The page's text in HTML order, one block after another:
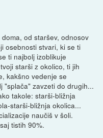
od staršev, odnosov
osebnosti stvari, ki se ti
ti najbolj izoblikuje
starši z okolico, ti jih
kakšno vedenje se
"splača" zavzeti do drugih...
takole: starši-bližnja
starši-bližnja okolica...
naučiš v šoli.
tistih 90%.